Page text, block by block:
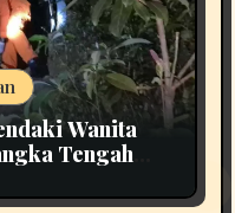
Wanita
Tengah